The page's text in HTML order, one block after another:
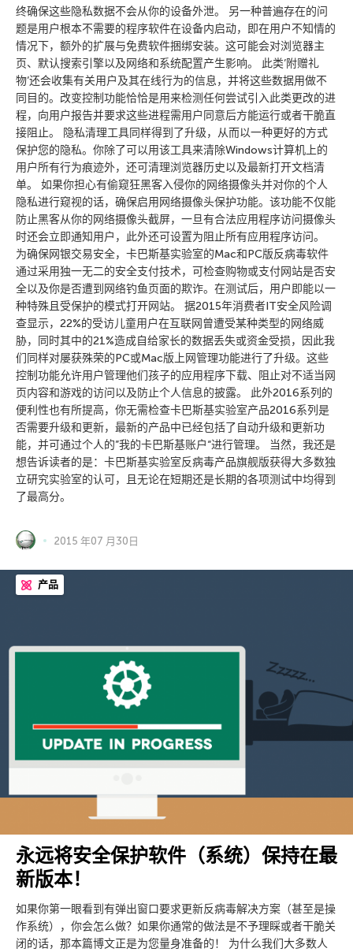
终确保这些隐私数据不会从你的设备外泄。 另一种普遍存在的问
题是用户根本不需要的程序软件在设备内启动，即在用户不知情的
情况下，额外的扩展与免费软件捆绑安装。这可能会对浏览器主
页、默认搜索引擎以及网络和系统配置产生影响。 此类’附赠礼
物’还会收集有关用户及其在线行为的信息，并将这些数据用做不
同目的。改变控制功能恰恰是用来检测任何尝试引入此类更改的进
程，向用户报告并要求这些进程需用户同意后方能运行或者干脆直
接阻止。 隐私清理工具同样得到了升级，从而以一种更好的方式
保护您的隐私。你除了可以用该工具来清除Windows计算机上的
用户所有行为痕迹外，还可清理浏览器历史以及最新打开文档清
单。 如果你担心有偷窥狂黑客入侵你的网络摄像头并对你的个人
隐私进行窥视的话，确保启用网络摄像头保护功能。该功能不仅能
防止黑客从你的网络摄像头截屏，一旦有合法应用程序访问摄像头
时还会立即通知用户，此外还可设置为阻止所有应用程序访问。
为确保网银交易安全，卡巴斯基实验室的Mac和PC版反病毒软件
通过采用独一无二的安全支付技术，可检查购物或支付网站是否安
全以及你是否遭到网络钓鱼页面的欺诈。在测试后，用户即能以一
种特殊且受保护的模式打开网站。 据2015年消费者IT安全风险调
查显示，22%的受访儿童用户在互联网曾遭受某种类型的网络威
胁，同时其中的21%造成自给家长的数据丢失或资金受损，因此我
们同样对屡获殊荣的PC或Mac版上网管理功能进行了升级。这些
控制功能允许用户管理他们孩子的应用程序下载、阻止对不适当网
页内容和游戏的访问以及防止个人信息的披露。 此外2016系列的
便利性也有所提高，你无需检查卡巴斯基实验室产品2016系列是
否需要升级和更新，最新的产品中已经包括了自动升级和更新功
能，并可通过个人的”我的卡巴斯基账户“进行管理。 当然，我还是
想告诉读者的是：卡巴斯基实验室反病毒产品旗舰版获得大多数独
立研究实验室的认可，且无论在短期还是长期的各项测试中均得到
了最高分。
2015 年07 月30日
产品
永远将安全保护软件（系统）保持在最
新版本！
如果你第一眼看到有弹出窗口要求更新反病毒解决方案（甚至是操
作系统），你会怎么做？如果你通常的做法是不予理睬或者干脆关
闭的话，那本篇博文正是为您量身准备的！ 为什么我们大多数人